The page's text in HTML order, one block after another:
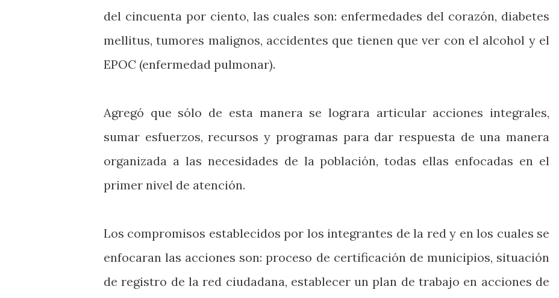
del cincuenta por ciento, las cuales son: enfermedades del corazón, diabetes
mellitus, tumores malignos, accidentes que tienen que ver con el alcohol y el
EPOC (enfermedad pulmonar).
Agregó que sólo de esta manera se lograra articular acciones integrales,
sumar esfuerzos, recursos y programas para dar respuesta de una manera
organizada a las necesidades de la población, todas ellas enfocadas en el
primer nivel de atención.
Los compromisos establecidos por los integrantes de la red y en los cuales se
enfocaran las acciones son: proceso de certificación de municipios, situación
de registro de la red ciudadana, establecer un plan de trabajo en acciones de